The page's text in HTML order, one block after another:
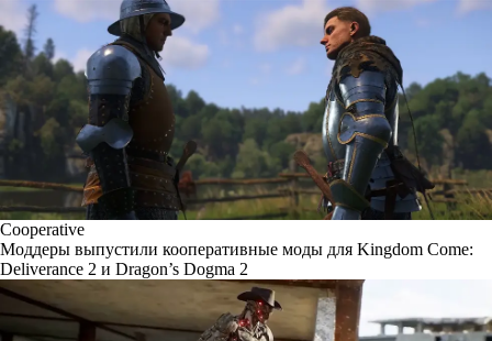
Cooperative
Моддеры выпустили кооперативные моды для Kingdom Come:
Deliverance 2 и Dragon’s Dogma 2